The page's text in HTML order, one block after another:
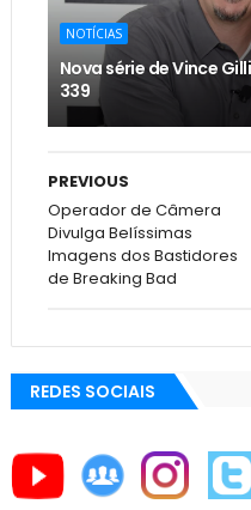
NOTÍCIAS
Nova série de Vince
339
PREVIOUS
Operador de Câmera
Divulga Belíssimas
Imagens dos Bastidores
de Breaking Bad
REDES SOCIAIS